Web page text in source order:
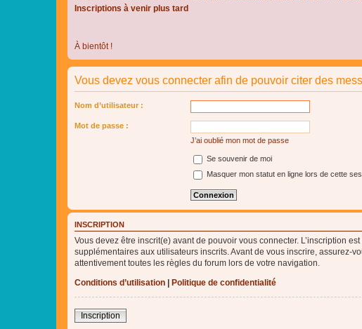
Inscriptions à venir plus tard
À bientôt !
Vous devez vous connecter afin de pouvoir citer des
Nom d’utilisateur :
Mot de passe :
J’ai oublié mon mot de passe
Se souvenir de moi
Masquer mon statut en ligne lors de cette
INSCRIPTION
Vous devez être inscrit(e) avant de pouvoir vous connecter. L’inscription
supplémentaires aux utilisateurs inscrits. Avant de vous inscrire, assurez-
attentivement toutes les règles du forum lors de votre navigation.
Conditions d’utilisation
Politique de confidentialité
Inscription